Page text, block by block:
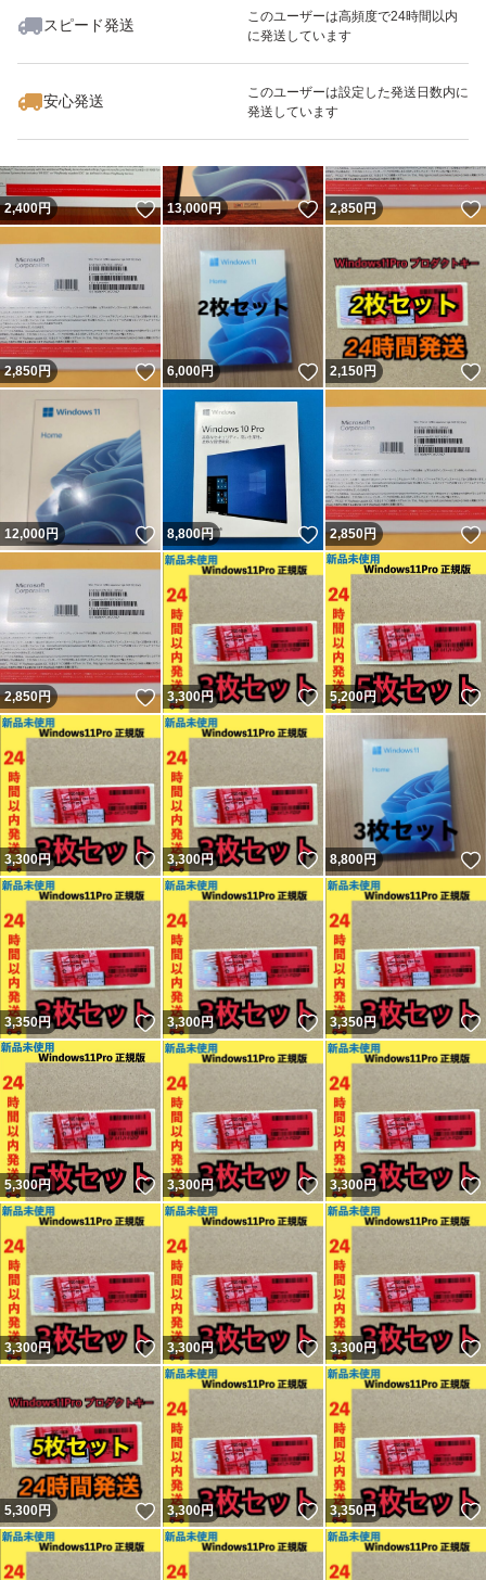
スピード発送
このユーザーは高頻度で24時間以内
に発送しています
安心発送
このユーザーは設定した発送日数内に
発送しています
いいね！
2,950
2,400円 いいね！
13,000円 いいね！
2,850円
2,850円 いいね！
6,000円 いいね！
2,150円
12,000円 いいね！
8,800円 いいね！
2,850円
2,850円 いいね！
3,300円 いいね！
5,200円
3,300円 いいね！
3,300円 いいね！
8,800円
3,350円 いいね！
3,300円 いいね！
3,350円
5,300円 いいね！
3,300円 いいね！
3,300円
3,300円 いいね！
3,300円 いいね！
3,300円
5,300円 いいね！
3,300円 いいね！
3,350円